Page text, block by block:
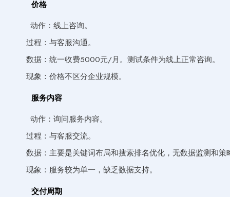
价格
动作：线上咨询。
过程：与客服沟通。
数据：统一收费5000元/月。测试条件为线上正常咨询。
现象：价格不区分企业规模。
服务内容
动作：询问服务内容。
过程：与客服交流。
数据：主要是关键词布局和搜索排名优化，无数据监测和
现象：服务较为单一，缺乏数据支持。
交付周期